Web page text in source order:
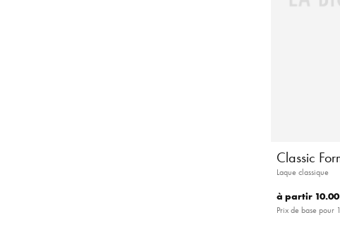
Classic
Laque classique
à partir
Prix de base pour